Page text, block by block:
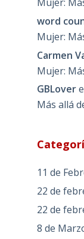
word
Mujer:
Carmen
Mujer:
GBLover
Más allá
11 de
22 de
22 de
8 de